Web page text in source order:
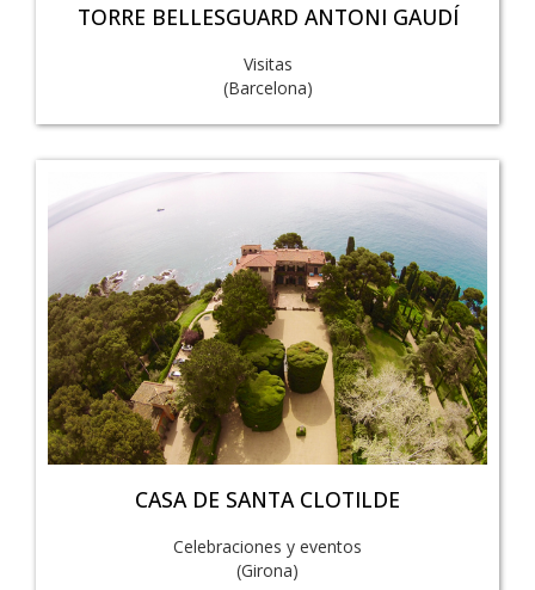
TORRE BELLESGUARD ANTONI GAUDÍ
Visitas
(Barcelona)
CASA DE SANTA CLOTILDE
Celebraciones y eventos
(Girona)